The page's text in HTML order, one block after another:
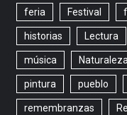
feria Festival
historias Lectura
música
pintura pueblo
remembranzas